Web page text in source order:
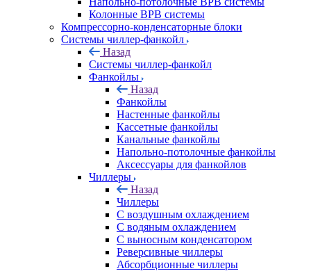
Колонные ВРВ системы
Компрессорно-конденсаторные блоки
Системы чиллер-фанкойл
Назад
Системы чиллер-фанкойл
Фанкойлы
Назад
Фанкойлы
Настенные фанкойлы
Кассетные фанкойлы
Канальные фанкойлы
Напольно-потолочные фанкойлы
Аксессуары для фанкойлов
Чиллеры
Назад
Чиллеры
С воздушным охлаждением
С водяным охлаждением
С выносным конденсатором
Реверсивные чиллеры
Абсорбционные чиллеры